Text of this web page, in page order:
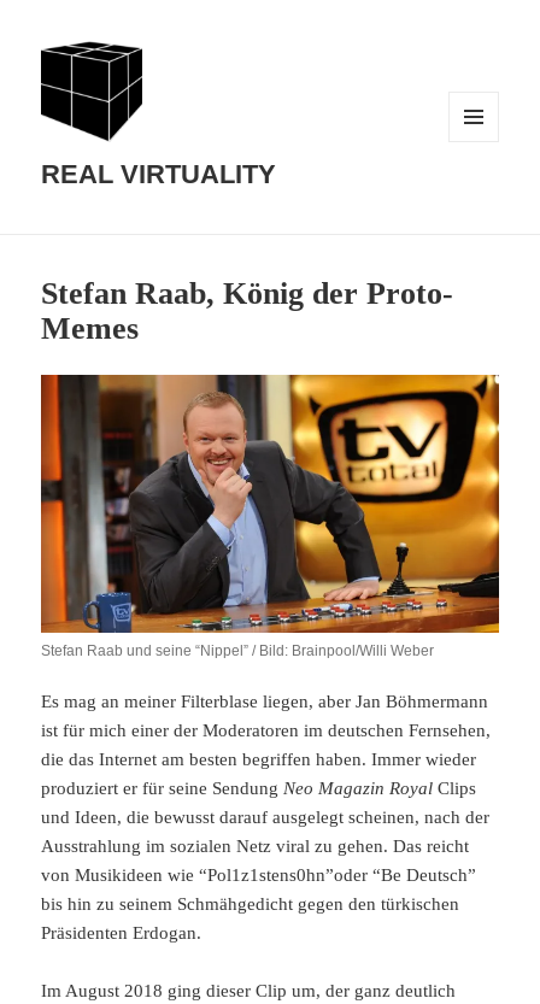
REAL VIRTUALITY
Stefan Raab, König der Proto-
Memes
Stefan Raab und seine “Nippel” / Bild: Brainpool/Willi Weber
Es mag an meiner Filterblase liegen, aber Jan Böhmermann
ist für mich einer der Moderatoren im deutschen Fernsehen,
die das Internet am besten begriffen haben. Immer wieder
produziert er für seine Sendung Neo Magazin Royal Clips
und Ideen, die bewusst darauf ausgelegt scheinen, nach der
Ausstrahlung im sozialen Netz viral zu gehen. Das reicht
von Musikideen wie “Pol1z1stens0hn”oder “Be Deutsch”
bis hin zu seinem Schmähgedicht gegen den türkischen
Präsidenten Erdogan.
Im August 2018 ging dieser Clip um, der ganz deutlich